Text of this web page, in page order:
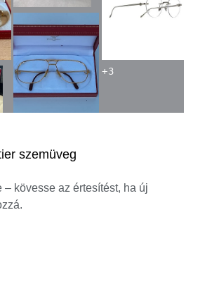
szemüveg
– kövesse az értesítést, ha új
+3